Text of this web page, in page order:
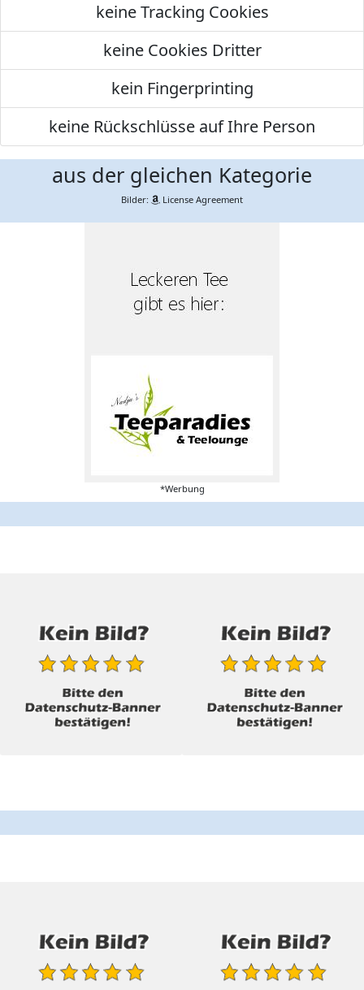
keine Tracking Cookies
keine Cookies Dritter
kein Fingerprinting
keine Rückschlüsse auf Ihre Person
aus der gleichen Kategorie
Bilder: License Agreement
*Werbung